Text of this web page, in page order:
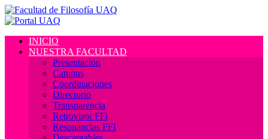
INICIO
NUESTRA FACULTAD
Presentación
Campus
Coordinaciones
Directorio
Transparencia
Retrovisor FFi
Resonancias FFI